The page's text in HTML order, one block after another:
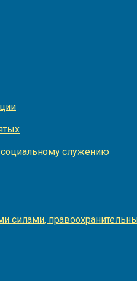
социальному служению